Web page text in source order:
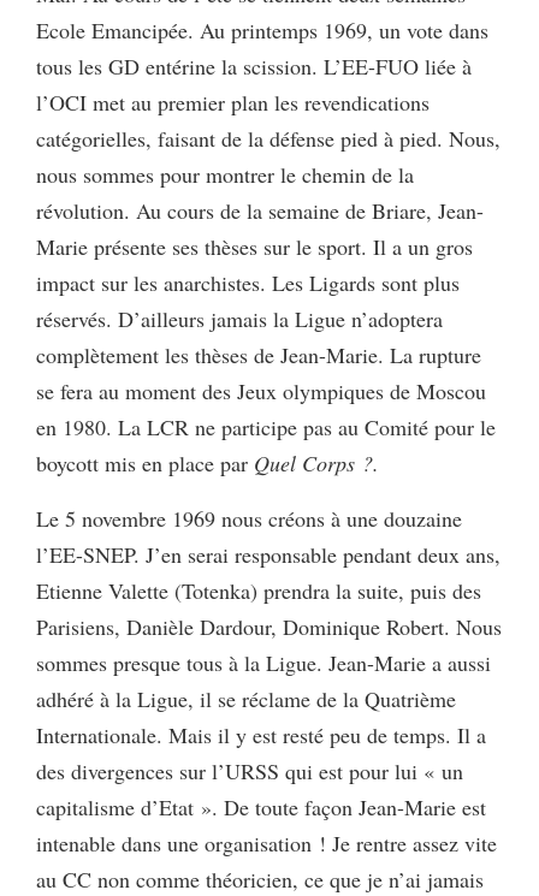
Ecole Emancipée. Au printemps 1969, un vote dans
tous les GD entérine la scission. L’EE-FUO liée à
l’OCI met au premier plan les revendications
catégorielles, faisant de la défense pied à pied. Nous,
nous sommes pour montrer le chemin de la
révolution. Au cours de la semaine de Briare, Jean-
Marie présente ses thèses sur le sport. Il a un gros
impact sur les anarchistes. Les Ligards sont plus
réservés. D’ailleurs jamais la Ligue n’adoptera
complètement les thèses de Jean-Marie. La rupture
se fera au moment des Jeux olympiques de Moscou
en 1980. La LCR ne participe pas au Comité pour le
boycott mis en place par Quel Corps ?.
Le 5 novembre 1969 nous créons à une douzaine
l’EE-SNEP. J’en serai responsable pendant deux ans,
Etienne Valette (Totenka) prendra la suite, puis des
Parisiens, Danièle Dardour, Dominique Robert. Nous
sommes presque tous à la Ligue. Jean-Marie a aussi
adhéré à la Ligue, il se réclame de la Quatrième
Internationale. Mais il y est resté peu de temps. Il a
des divergences sur l’URSS qui est pour lui « un
capitalisme d’Etat ». De toute façon Jean-Marie est
intenable dans une organisation ! Je rentre assez vite
au CC non comme théoricien, ce que je n’ai jamais